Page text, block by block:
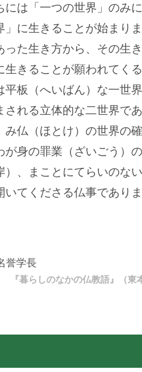
は「一つの世界」のみ
」に生きることが始まり
った生き方から、その生
生きることが願われてく
平板（へいばん）な一世界
れる立体的な二世界であ
仏（ほとけ）の世界の
が身の罪業（ざいごう）
）、まことにてらいのな
いてくださる仏事でありま
誉学長
『暮らしのなかの仏教語』（東